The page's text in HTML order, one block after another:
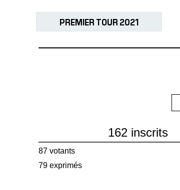
PREMIER TOUR 2021
162 inscrits
87 votants
79 exprimés